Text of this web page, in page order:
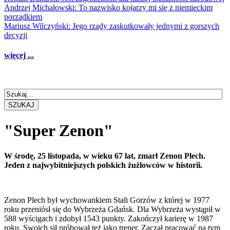
Andrzej Michałowski: To nazwisko kojarzy mi się z niemieckim
porządkiem
Mariusz Wilczyński: Jego rządy zaskutkowały jednymi z gorszych
decyzji
więcej ...
SZUKAJ
"Super Zenon"
W środę, 25 listopada, w wieku 67 lat, zmarł Zenon Plech.
Jeden z najwybitniejszych polskich żużlowców w historii.
Zenon Plech był wychowankiem Stali Gorzów z której w 1977
roku przeniósł się do Wybrzeża Gdańsk. Dla Wybrzeża wystąpił w
588 wyścigach i zdobył 1543 punkty. Zakończył karierę w 1987
roku. Swoich sił próbował też jako trener. Zaczął pracować na tym